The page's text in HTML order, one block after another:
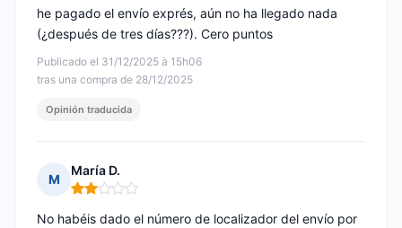
Publicado el 31/12/2025 à 15h06
tras una compra de 28/12/2025
he pagado el envío exprés, aún no ha llegado nada
(¿después de tres días???). Cero puntos
Opinión traducida
M
María D.
Nota: 2 de 5
No habéis dado el número de localizador del envío por